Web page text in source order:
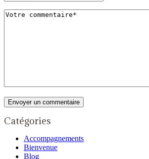
Catégories
Accompagnements
Bienvenue
Blog